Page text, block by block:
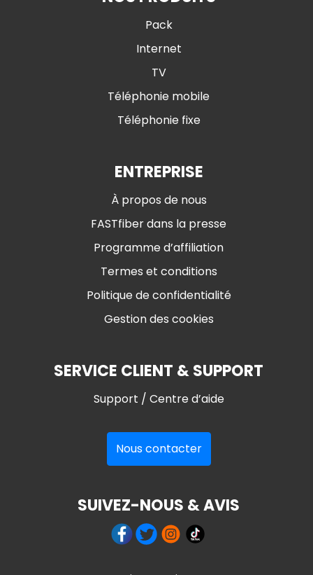
Pack
Internet
TV
Téléphonie mobile
Téléphonie fixe
ENTREPRISE
À propos de nous
FASTfiber dans la presse
Programme d’affiliation
Termes et conditions
Politique de confidentialité
Gestion des cookies
SERVICE CLIENT & SUPPORT
Support / Centre d’aide
Nous contacter
SUIVEZ-NOUS & AVIS